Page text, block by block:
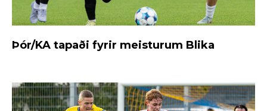
Þór/KA tapaði fyrir meisturum Blika